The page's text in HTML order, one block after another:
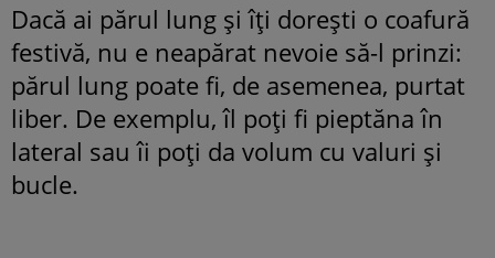
Dacă ai părul lung și îți dorești o coafură
festivă, nu e neapărat nevoie să-l prinzi:
părul lung poate fi, de asemenea, purtat
liber. De exemplu, îl poți fi pieptăna în
lateral sau îi poți da volum cu valuri și
bucle.